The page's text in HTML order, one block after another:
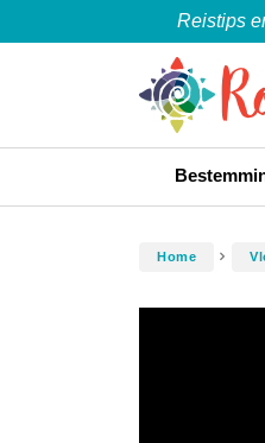
Reistips
Home